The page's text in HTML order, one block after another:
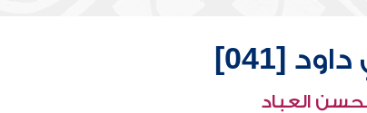
[041]
العباد